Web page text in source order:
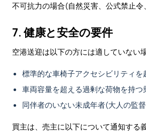
不可抗力の場合(自然災害、公式禁止
7. 健康と安全の要件
空港送迎は以下の方には適していない
標準的な車椅子アクセシビリティ
車両容量を超える過剰な荷物を持つ
同伴者のいない未成年者(大人の監
買主は、売主に以下について通知する